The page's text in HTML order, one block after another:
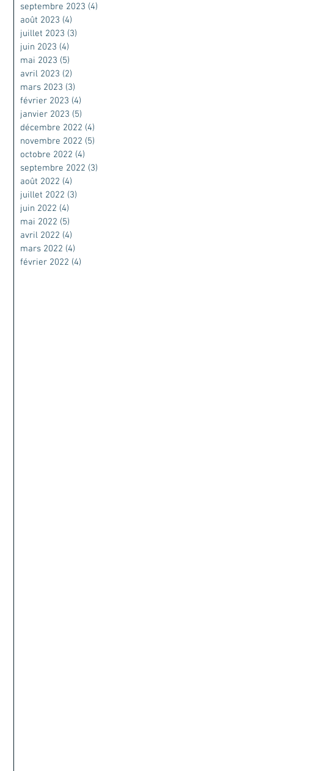
septembre 2023 (4)
août 2023 (4)
juillet 2023 (3)
juin 2023 (4)
mai 2023 (5)
avril 2023 (2)
mars 2023 (3)
février 2023 (4)
janvier 2023 (5)
décembre 2022 (4)
novembre 2022 (5)
octobre 2022 (4)
septembre 2022 (3)
août 2022 (4)
juillet 2022 (3)
juin 2022 (4)
mai 2022 (5)
avril 2022 (4)
mars 2022 (4)
février 2022 (4)